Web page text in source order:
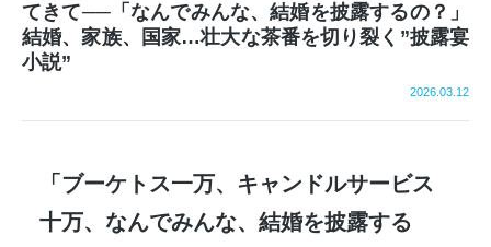
てきて──「なんでみんな、結婚を披露するの？」
結婚、家族、国家…壮大な茶番を切り裂く”披露宴
小説”
2026.03.12
「ブーケトス一万、キャンドルサービス
十万、なんでみんな、結婚を披露する